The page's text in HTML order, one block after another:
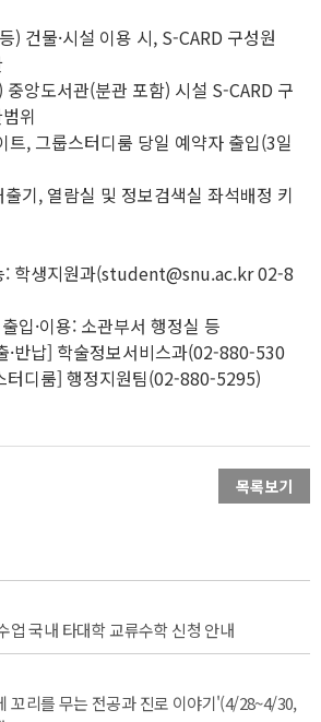
) 건물·시설 이용 시, S-CARD 구성원
앙도서관(분관 포함) 시설 S-CARD 구
위
트, 그룹스터디룸 당일 예약자 출입(3일
기, 열람실 및 정보검색실 좌석배정 키
: 학생지원과(student@snu.ac.kr 02-8
입·이용: 소관부서 행정실 등
반납] 학술정보서비스과(02-880-530
터디룸] 행정지원팀(02-880-5295)
목록보기
업 국내 타대학 교류수학 신청 안내
꼬리를 무는 전공과 진로 이야기'(4/28~4/30,